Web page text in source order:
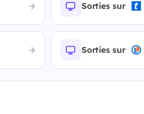
Sorties sur
Sorties sur